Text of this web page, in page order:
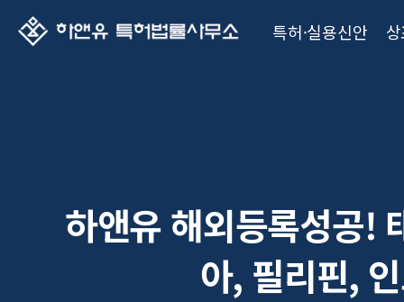
특허·실용신안
하앤유 해외등록성공!
아, 필리핀,